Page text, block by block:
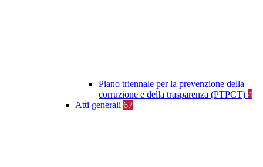
Piano triennale per la prevenzione della
corruzione e della trasparenza (PTPCT) 4
Atti generali 67